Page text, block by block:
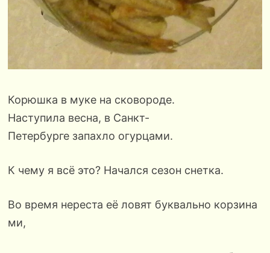
Корюшка в муке на сковороде.
Наступила весна, в Санкт-
Петербурге запахло огурцами.
К чему я всё это? Начался сезон снетка.
Во время нереста её ловят буквально корзина
ми,